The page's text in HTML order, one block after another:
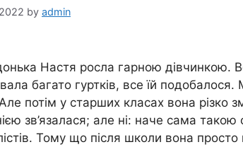
by admin
Настя росла гарною дівчинкою.
багато гуртків, все їй
потім у старших класах вона
зв’язалася; але ні: наче сама такою
Тому що після школи вона просто